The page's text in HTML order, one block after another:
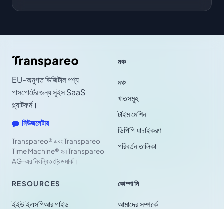
EU-অনুগত ডিজিটাল পণ্য
পাসপোর্টের জন্য সুইস SaaS
প্ল্যাটফর্ম।
নিউজলেটার
Transpareo® এবং Transpareo
Time Machine® হল Transpareo
AG-এর নিবন্ধিত ট্রেডমার্ক।
মঞ্চ
মঞ্চ
খাতসমূহ
টাইম মেশিন
ডিপিপি যাচাইকরণ
পরিবর্তন তালিকা
RESOURCES
ইইউ ইএসপিআর গাইড
কোম্পানি
আমাদের সম্পর্কে